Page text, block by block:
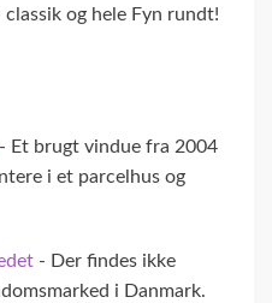
og hele Fyn rundt!
- Et brugt vindue fra 2004
i et parcelhus og
- Der findes ikke
i Danmark.